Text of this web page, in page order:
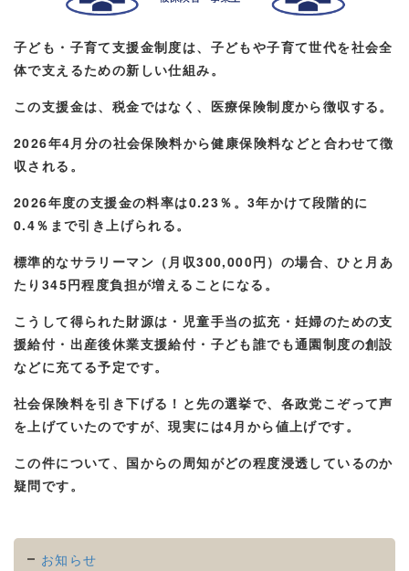
子ども・子育て支援金制度は、子どもや子育て世代を社会全
体で支えるための新しい仕組み。
この支援金は、税金ではなく、医療保険制度から徴収する。
2026年4月分の社会保険料から健康保険料などと合わせて徴
収される。
2026年度の支援金の料率は0.23％。3年かけて段階的に
0.4％まで引き上げられる。
標準的なサラリーマン（月収300,000円）の場合、ひと月あ
たり345円程度負担が増えることになる。
こうして得られた財源は・児童手当の拡充・妊婦のための支
援給付・出産後休業支援給付・子ども誰でも通園制度の創設
などに充てる予定です。
社会保険料を引き下げる！と先の選挙で、各政党こぞって声
を上げていたのですが、現実には4月から値上げです。
この件について、国からの周知がどの程度浸透しているのか
疑問です。
お知らせ